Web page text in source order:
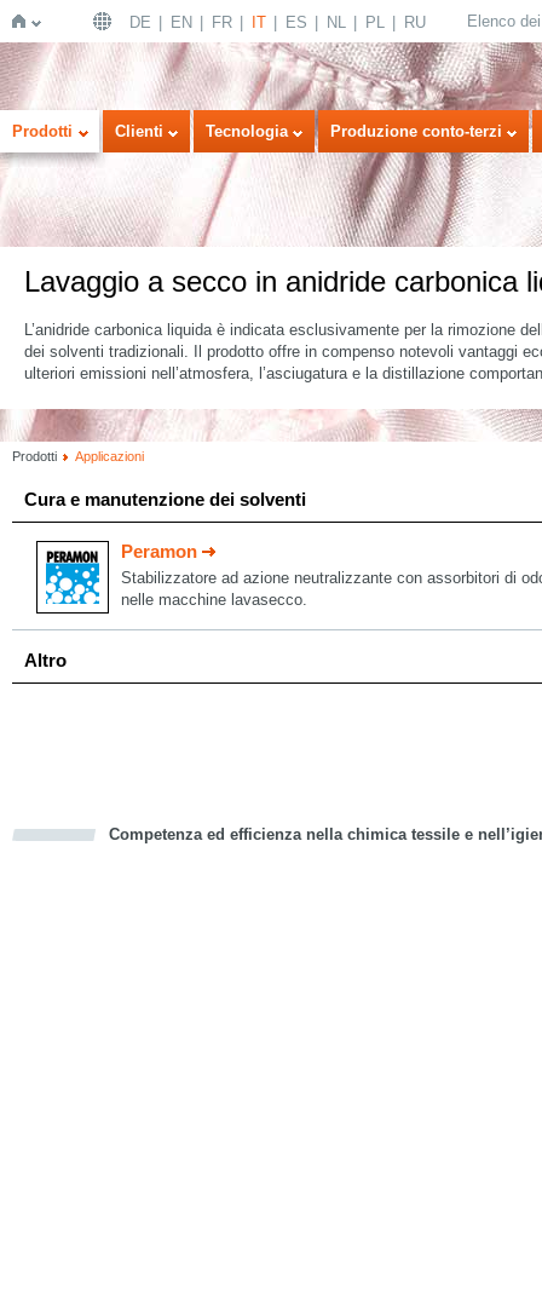
Home
DE EN FR IT ES NL PL RU Elenco
Prodotti Clienti Tecnologia Produzione conto-terzi
Lavaggio a secco in anidride carbonica
L’anidride carbonica liquida è indicata esclusivamente per la rimozione
dei solventi tradizionali. Il prodotto offre in compenso notevoli vantaggi
ulteriori emissioni nell’atmosfera, l’asciugatura e la distillazione
Prodotti Applicazioni
Cura e manutenzione dei solventi
Peramon
Stabilizzatore ad azione neutralizzante con assorbitori di
nelle macchine lavasecco.
Altro
Competenza ed efficienza nella chimica tessile e